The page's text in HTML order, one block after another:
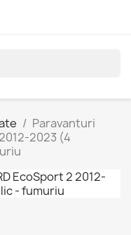
Paravanturi
2023 (4